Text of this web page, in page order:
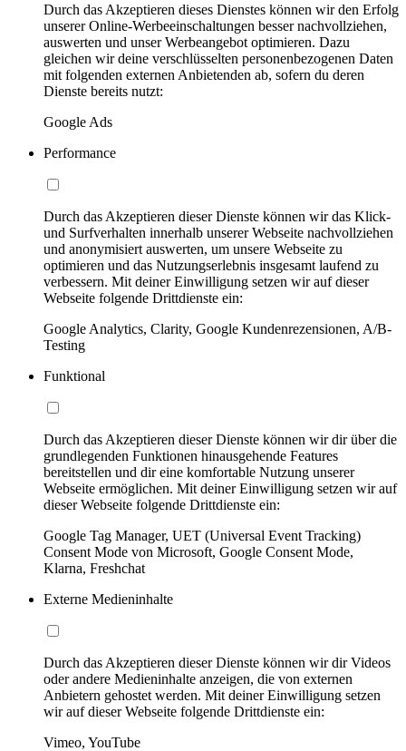
Durch das Akzeptieren dieses Dienstes können wir den Erfolg
unserer Online-Werbeeinschaltungen besser nachvollziehen,
auswerten und unser Werbeangebot optimieren. Dazu
gleichen wir deine verschlüsselten personenbezogenen Daten
mit folgenden externen Anbietenden ab, sofern du deren
Dienste bereits nutzt:
Google Ads
Performance
Durch das Akzeptieren dieser Dienste können wir das Klick-
und Surfverhalten innerhalb unserer Webseite nachvollziehen
und anonymisiert auswerten, um unsere Webseite zu
optimieren und das Nutzungserlebnis insgesamt laufend zu
verbessern. Mit deiner Einwilligung setzen wir auf dieser
Webseite folgende Drittdienste ein:
Google Analytics, Clarity, Google Kundenrezensionen, A/B-
Testing
Funktional
Durch das Akzeptieren dieser Dienste können wir dir über die
grundlegenden Funktionen hinausgehende Features
bereitstellen und dir eine komfortable Nutzung unserer
Webseite ermöglichen. Mit deiner Einwilligung setzen wir auf
dieser Webseite folgende Drittdienste ein:
Google Tag Manager, UET (Universal Event Tracking)
Consent Mode von Microsoft, Google Consent Mode,
Klarna, Freshchat
Externe Medieninhalte
Durch das Akzeptieren dieser Dienste können wir dir Videos
oder andere Medieninhalte anzeigen, die von externen
Anbietern gehostet werden. Mit deiner Einwilligung setzen
wir auf dieser Webseite folgende Drittdienste ein:
Vimeo, YouTube